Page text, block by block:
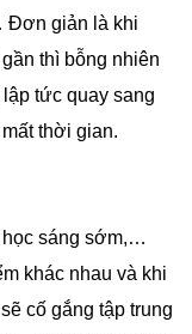
Đơn giản là khi
thì bỗng nhiên
tức quay sang
thời gian.
học sáng sớm,…
khác nhau và khi
cố gắng tập trung